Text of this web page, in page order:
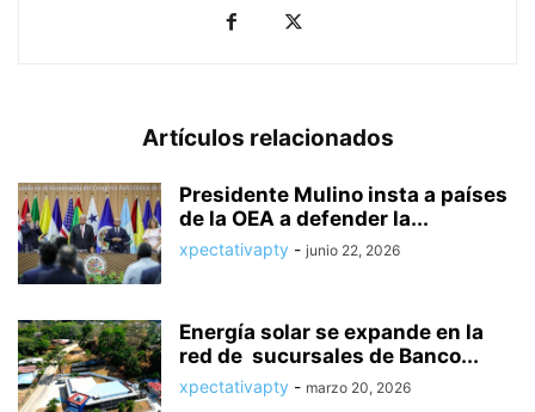
Artículos relacionados
Presidente Mulino insta a países
de la OEA a defender la...
xpectativapty - junio 22, 2026
Energía solar se expande en la
red de sucursales de Banco...
xpectativapty - marzo 20, 2026